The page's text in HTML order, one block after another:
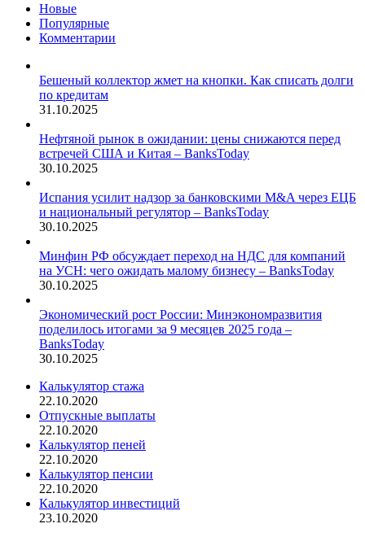
Новые
Популярные
Комментарии
Бешеный коллектор жмет на кнопки. Как списать долги
по кредитам
31.10.2025
Нефтяной рынок в ожидании: цены снижаются перед
встречей США и Китая – BanksToday
30.10.2025
Испания усилит надзор за банковскими M&A через ЕЦБ
и национальный регулятор – BanksToday
30.10.2025
Минфин РФ обсуждает переход на НДС для компаний
на УСН: чего ожидать малому бизнесу – BanksToday
30.10.2025
Экономический рост России: Минэкономразвития
поделилось итогами за 9 месяцев 2025 года –
BanksToday
30.10.2025
Калькулятор стажа
22.10.2020
Отпускные выплаты
22.10.2020
Калькулятор пеней
22.10.2020
Калькулятор пенсии
22.10.2020
Калькулятор инвестиций
23.10.2020